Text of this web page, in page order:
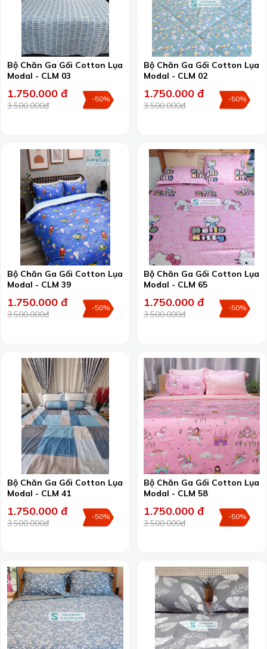
Bộ Chăn Ga Gối Cotton Lụa
Modal - CLM 03
1.750.000 đ
3.500.000đ
-50%
Bộ Chăn Ga Gối Cotton Lụa
Modal - CLM 02
1.750.000 đ
3.500.000đ
-50%
Bộ Chăn Ga Gối Cotton Lụa
Modal - CLM 39
1.750.000 đ
3.500.000đ
-50%
Bộ Chăn Ga Gối Cotton Lụa
Modal - CLM 65
1.750.000 đ
3.500.000đ
-50%
Bộ Chăn Ga Gối Cotton Lụa
Modal - CLM 41
1.750.000 đ
3.500.000đ
-50%
Bộ Chăn Ga Gối Cotton Lụa
Modal - CLM 58
1.750.000 đ
3.500.000đ
-50%